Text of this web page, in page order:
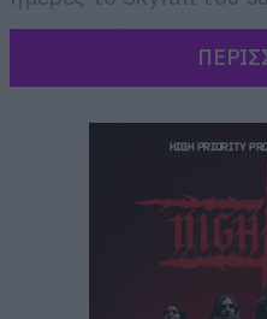
Endgame των Avengers
69.000 εισιτήρια από